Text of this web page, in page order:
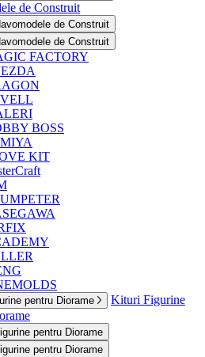
de Construit
de Construit
de Construit
FACTORY
BOSS
KIT
pentru Diorame
Kituri Figurine
pentru Diorame
pentru Diorame